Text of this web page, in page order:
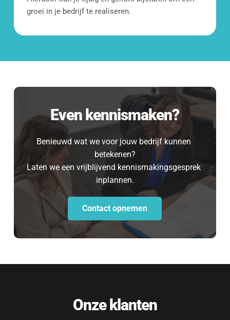
groei in je bedrijf te realiseren.
Even kennismaken?
Benieuwd wat we voor jouw bedrijf kunnen
betekenen?
Laten we een vrijblijvend kennismakingsgesprek
inplannen.
Contact opnemen
Onze klanten